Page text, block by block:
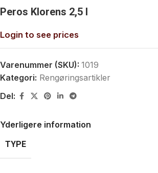
Peros Klorens 2,5 l
Login to see prices
Varenummer (SKU): 1019
Kategori: Rengøringsartikler
Del:
Yderligere information
TYPE